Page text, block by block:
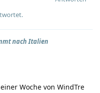
nach Italien
Woche von WindTre